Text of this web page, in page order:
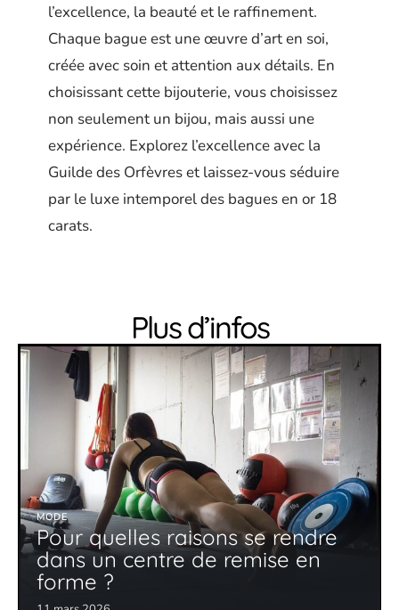
l’excellence, la beauté et le raffinement.
Chaque bague est une œuvre d’art en soi,
créée avec soin et attention aux détails. En
choisissant cette bijouterie, vous choisissez
non seulement un bijou, mais aussi une
expérience. Explorez l’excellence avec la
Guilde des Orfèvres et laissez-vous séduire
par le luxe intemporel des bagues en or 18
carats.
Plus d’infos
MODE
Pour quelles raisons se rendre
dans un centre de remise en
forme ?